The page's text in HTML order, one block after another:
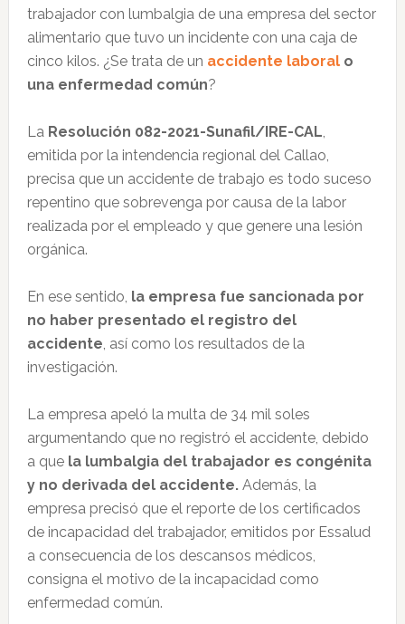
trabajador con lumbalgia de una empresa del sector
alimentario que tuvo un incidente con una caja de
cinco kilos. ¿Se trata de un accidente laboralo
una enfermedad común?
La Resolución 082-2021-Sunafil/IRE-CAL,
emitida por la intendencia regional del Callao,
precisa que un accidente de trabajo es todo suceso
repentino que sobrevenga por causa de la labor
realizada por el empleado y que genere una lesión
orgánica.
En ese sentido, la empresa fue sancionada por
no haber presentado el registro del
accidente, así como los resultados de la
investigación.
La empresa apeló la multa de 34 mil soles
argumentando que no registró el accidente, debido
a que la lumbalgia del trabajador es congénita
y no derivada del accidente.Además, la
empresa precisó que el reporte de los certificados
de incapacidad del trabajador, emitidos por Essalud
a consecuencia de los descansos médicos,
consigna el motivo de la incapacidad como
enfermedad común.